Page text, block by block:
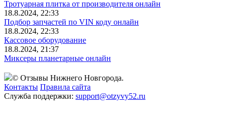
Тротуарная плитка от производителя онлайн
18.8.2024, 22:33
Подбор запчастей по VIN коду онлайн
18.8.2024, 22:33
Кассовое оборудование
18.8.2024, 21:37
Миксеры планетарные онлайн
© Отзывы Нижнего Новгорода.
Контакты Правила сайта
Служба поддержки: support@otzyvy52.ru